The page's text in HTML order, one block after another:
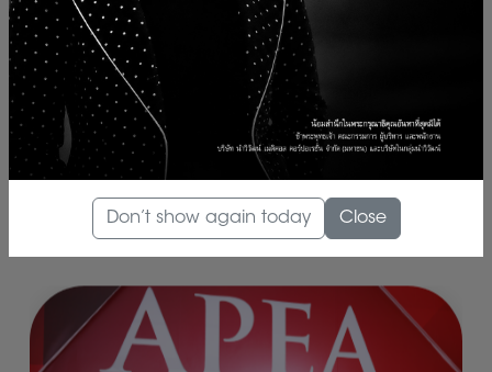
เกิดขึ้นแก่องค์กรนั้นมีรากฐานมาจากทุกภาคส่วนภายใต้
ครอบครัวนำวิวัฒน์ ที่มุ่งมั่นไปที่เป้าหมายเดียวกันเพื่อให้
องค์กรเติบโตไปข้างหน้า พร้อมอยู่เบื้องหลังระบบ
สาธารณสุขที่ดียิ่งขึ้น Deliver Better Health Solution
Related
Don’t show again today Close